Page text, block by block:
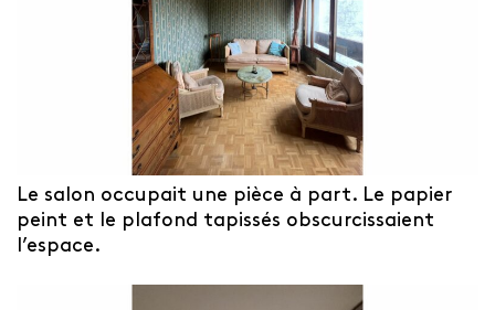
Le salon occupait une pièce à part. Le papier
peint et le plafond tapissés obscurcissaient
l’espace.